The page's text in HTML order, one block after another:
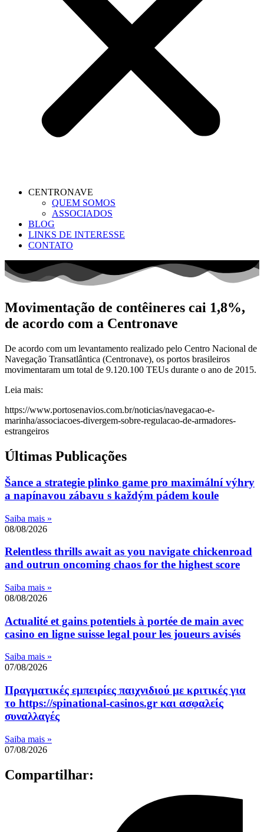
CENTRONAVE
QUEM SOMOS
ASSOCIADOS
BLOG
LINKS DE INTERESSE
CONTATO
Movimentação de contêineres cai 1,8%,
de acordo com a Centronave
De acordo com um levantamento realizado pelo Centro Nacional de
Navegação Transatlântica (Centronave), os portos brasileiros
movimentaram um total de 9.120.100 TEUs durante o ano de 2015.
Leia mais:
https://www.portosenavios.com.br/noticias/navegacao-e-
marinha/associacoes-divergem-sobre-regulacao-de-armadores-
estrangeiros
Últimas Publicações
Šance a strategie plinko game pro maximální výhry
a napínavou zábavu s každým pádem koule
Saiba mais »
08/08/2026
Relentless thrills await as you navigate chickenroad
and outrun oncoming chaos for the highest score
Saiba mais »
08/08/2026
Actualité et gains potentiels à portée de main avec
casino en ligne suisse legal pour les joueurs avisés
Saiba mais »
07/08/2026
Πραγματικές εμπειρίες παιχνιδιού με κριτικές για
το https://spinational-casinos.gr και ασφαλείς
συναλλαγές
Saiba mais »
07/08/2026
Compartilhar: